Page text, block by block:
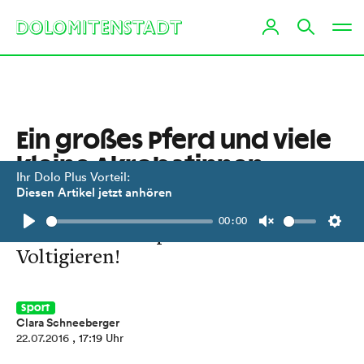
Ihr Dolo Plus Vorteil:
Diesen Artikel jetzt anhören
Play
00:00
Unmute
Ein großes Pferd und viele
kleine Akrobatinnen
Wir waren in der Lienzer Postleite,
um etwas auszuprobieren: das
Voltigieren!
Sport
Clara Schneeberger
22.07.2016 , 17:19 Uhr